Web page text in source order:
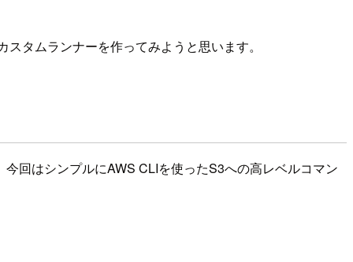
タムランナーを作ってみようと思います。
回はシンプルにAWS CLIを使ったS3への高レベルコマン